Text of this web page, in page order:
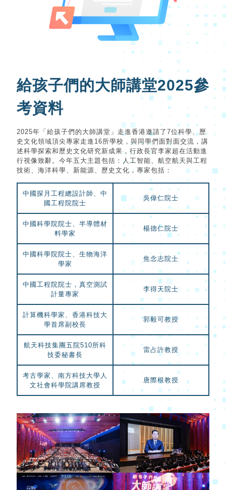
給孩子們的大師講堂2025參
考資料
2025年「給孩子們的大師講堂」走進香港邀請了7位科學、歷
史文化領域頂尖專家走進16所學校，與同學們面對面交流，講
述科學探索和歷史文化研究新成果，行政長官李家超在活動進
行視像致辭。今年五大主題包括：人工智能、航空航天與工程
技術、海洋科學、新能源、歷史文化，專家包括：
中國探月工程總設計師、中
國工程院院士
吳偉仁院士
中國科學院院士、半導體材
料學家
楊德仁院士
中國科學院院士、生物海洋
學家
焦念志院士
中國工程院院士，真空測試
計量專家
李得天院士
計算機科學家、香港科技大
學首席副校長
郭毅可教授
航天科技集團五院510所科
技委秘書長
雷占許教授
考古學家、南方科技大學人
文社會科學院講席教授
唐際根教授